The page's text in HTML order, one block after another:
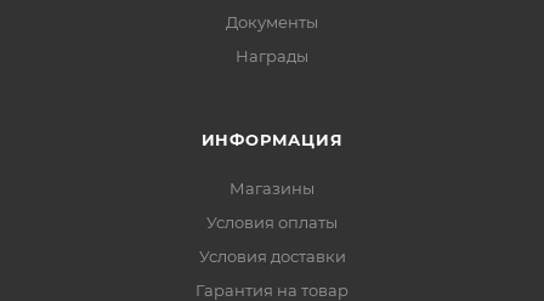
Документы
Награды
ИНФОРМАЦИЯ
Магазины
Условия оплаты
Условия доставки
Гарантия на товар